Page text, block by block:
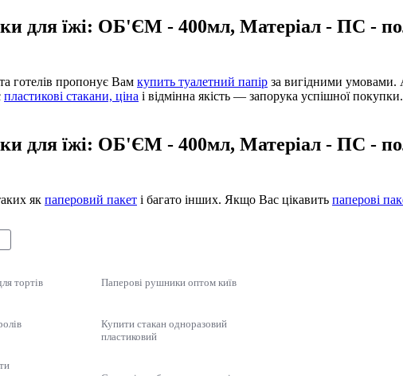
для їжі: ОБ'ЄМ - 400мл, Матеріал - ПС -
готелів пропонує Вам купить туалетний папір за вигідними умовами.
пластикові стакани, ціна і відмінна якість — запорука успішної
для їжі: ОБ'ЄМ - 400мл, Матеріал - ПС -
як паперовий пакет і багато інших. Якщо Вас цікавить паперові
тортів Паперові рушники оптом київ
Купити стакан одноразовий
пластиковий